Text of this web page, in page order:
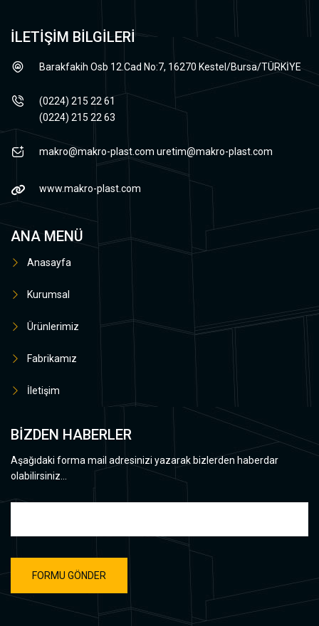
İLETİŞİM BİLGİLERİ
Barakfakih Osb 12.Cad No:7, 16270 Kestel/Bursa/TÜRKİYE
(0224) 215 22 61
(0224) 215 22 63
makro@makro-plast.com uretim@makro-plast.com
www.makro-plast.com
ANA MENÜ
Anasayfa
Kurumsal
Ürünlerimiz
Fabrikamız
İletişim
BİZDEN HABERLER
Aşağıdaki forma mail adresinizi yazarak bizlerden haberdar
olabilirsiniz...